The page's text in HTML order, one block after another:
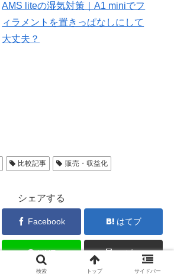
AMS liteの湿気対策｜A1 miniでフ
ィラメントを置きっぱなしにして
大丈夫？
比較記事 販売・収益化
シェアする
Facebook はてブ
LINE コピー
検索 トップ サイドバー